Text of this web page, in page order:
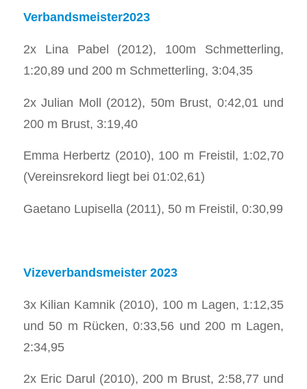
Verbandsmeister2023
2x Lina Pabel (2012), 100m Schmetterling,
1:20,89 und 200 m Schmetterling, 3:04,35
2x Julian Moll (2012), 50m Brust, 0:42,01 und
200 m Brust, 3:19,40
Emma Herbertz (2010), 100 m Freistil, 1:02,70
(Vereinsrekord liegt bei 01:02,61)
Gaetano Lupisella (2011), 50 m Freistil, 0:30,99
Vizeverbandsmeister 2023
3x Kilian Kamnik (2010), 100 m Lagen, 1:12,35
und 50 m Rücken, 0:33,56 und 200 m Lagen,
2:34,95
2x Eric Darul (2010), 200 m Brust, 2:58,77 und